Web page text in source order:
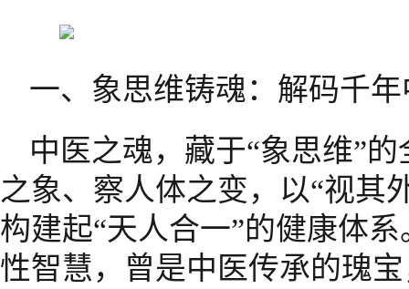
一、象思维铸魂：解码千
中医之魂，藏于“象思维”
之象、察人体之变，以“视其
构建起“天人合一”的健康体
性智慧，曾是中医传承的瑰